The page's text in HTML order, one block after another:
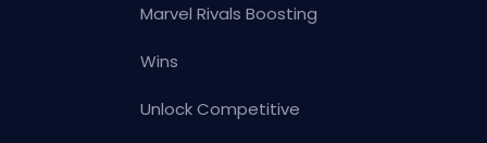
Marvel Rivals Boosting
Wins
Unlock Competitive